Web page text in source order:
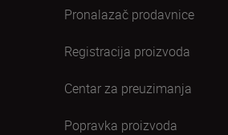
Pronalazač prodavnice
Registracija proizvoda
Centar za preuzimanja
Popravka proizvoda